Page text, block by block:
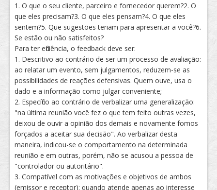
1. O que o seu cliente, parceiro e fornecedor querem?2. O
que eles precisam?3. O que eles pensam?4. O que eles
sentem?5. Que sugestões teriam para apresentar a você?6.
Se estão ou não satisfeitos?
Para ter eficiência, o feedback deve ser:
1. Descritivo ao contrário de ser um processo de avaliação:
ao relatar um evento, sem julgamentos, reduzem-se as
possibilidades de reações defensivas. Quem ouve, usa o
dado e a informação como julgar conveniente;
2. Específico ao contrário de verbalizar uma generalização:
"na última reunião você fez o que tem feito outras vezes,
deixou de ouvir a opinião dos demais e novamente fomos
forçados a aceitar sua decisão". Ao verbalizar desta
maneira, indicou-se o comportamento na determinada
reunião e em outras, porém, não se acusou a pessoa de
"controlador ou autoritário".
3. Compatível com as motivações e objetivos de ambos
(emissor e receptor): quando atende apenas ao interesse